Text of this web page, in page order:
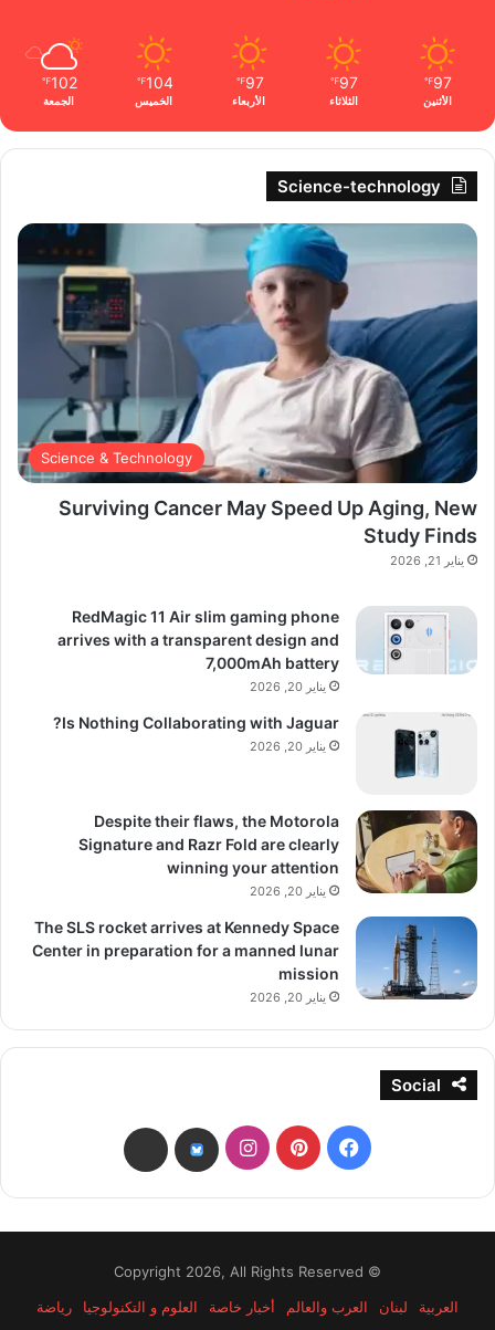
97
℉
الأثنين
97
℉
الثلاثاء
97
℉
الأربعاء
104
℉
الخميس
102
℉
الجمعة
Science-technology
Science & Technology
Surviving Cancer May Speed Up Aging, New
Study Finds
يناير 21, 2026
RedMagic 11 Air slim gaming phone
arrives with a transparent design and
7,000mAh battery
يناير 20, 2026
Is Nothing Collaborating with Jaguar?
يناير 20, 2026
Despite their flaws, the Motorola
Signature and Razr Fold are clearly
winning your attention
يناير 20, 2026
The SLS rocket arrives at Kennedy Space
Center in preparation for a manned lunar
mission
يناير 20, 2026
Social
فيسبوكبينتيريستانستقرامbsky
threads
© Copyright 2026, All Rights Reserved
العربية
لبنان العرب والعالم أخبار خاصة العلوم و التكنولوجيا رياضة